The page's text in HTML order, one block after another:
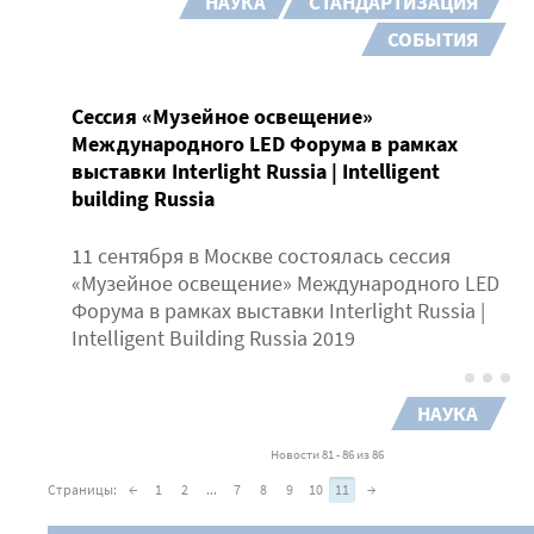
СОБЫТИЯ
Сессия «Музейное освещение»
Международного LED Форума в рамках
выставки Interlight Russia | Intelligent
building Russia
11 сентября в Москве состоялась сессия
«Музейное освещение» Международного LED
Форума в рамках выставки Interlight Russia |
Intelligent Building Russia 2019
НАУКА
Новости 81 - 86 из 86
Страницы: ← 1 2 ... 7 8 9 10 11 →